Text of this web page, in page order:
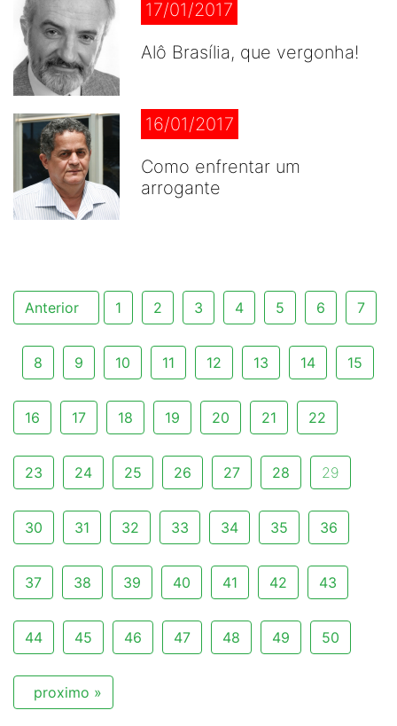
17/01/2017
Alô Brasília, que vergonha!
16/01/2017
Como enfrentar um
arrogante
Anterior 1 2 3 4 5 6 7
8 9 10 11 12 13 14 15
16 17 18 19 20 21 22
23 24 25 26 27 28 29
30 31 32 33 34 35 36
37 38 39 40 41 42 43
44 45 46 47 48 49 50
proximo »